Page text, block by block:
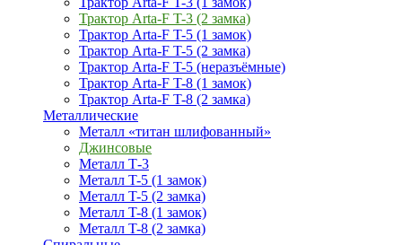
Трактор Arta-F T-3 (2 замка)
Трактор Arta-F T-5 (1 замок)
Трактор Arta-F T-5 (2 замка)
Трактор Arta-F T-5 (неразъёмные)
Трактор Arta-F T-8 (1 замок)
Трактор Arta-F T-8 (2 замка)
Металлические
Металл «титан шлифованный»
Джинсовые
Металл Т-3
Металл T-5 (1 замок)
Металл T-5 (2 замка)
Металл T-8 (1 замок)
Металл T-8 (2 замка)